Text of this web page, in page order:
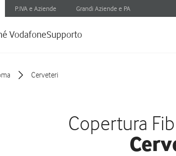
P.IVA e Aziende Grandi Aziende e PA
VodafoneSupporto
Cerveteri
Copertura